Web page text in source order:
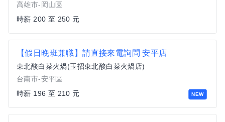
高雄市-岡山區
時薪 200 至 250 元
NEW
【假日晚班兼職】請直接來電詢問 安平店
東北酸白菜火煱(玉招東北酸白菜火煱店)
台南市-安平區
時薪 196 至 210 元